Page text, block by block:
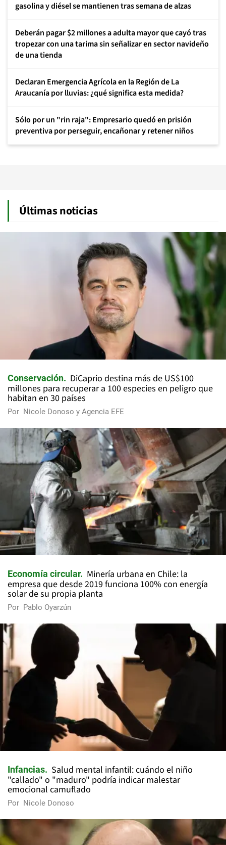
gasolina y diésel se mantienen tras semana de alzas
Deberán pagar $2 millones a adulta mayor que cayó tras
tropezar con una tarima sin señalizar en sector navideño
de una tienda
Declaran Emergencia Agrícola en la Región de La
Araucanía por lluvias: ¿qué significa esta medida?
Sólo por un "rin raja": Empresario quedó en prisión
preventiva por perseguir, encañonar y retener niños
Últimas noticias
Conservación
DiCaprio destina más de US$100
millones para recuperar a 100 especies en peligro que
habitan en 30 países
Por Nicole Donoso y Agencia EFE
Economía circular
Minería urbana en Chile: la
empresa que desde 2019 funciona 100% con energía
solar de su propia planta
Por Pablo Oyarzún
Infancias
Salud mental infantil: cuándo el niño
"callado" o "maduro" podría indicar malestar
emocional camuflado
Por Nicole Donoso